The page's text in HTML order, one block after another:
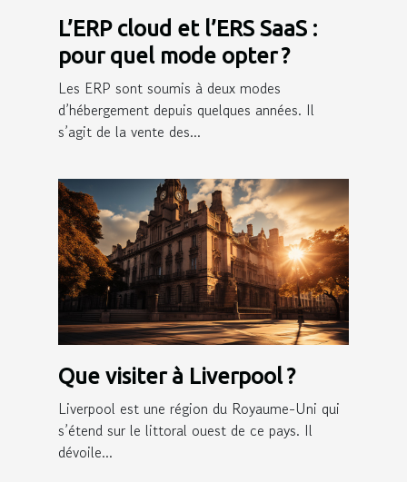
L’ERP cloud et l’ERS SaaS :
pour quel mode opter ?
Les ERP sont soumis à deux modes
d’hébergement depuis quelques années. Il
s’agit de la vente des...
Que visiter à Liverpool ?
Liverpool est une région du Royaume-Uni qui
s’étend sur le littoral ouest de ce pays. Il
dévoile...